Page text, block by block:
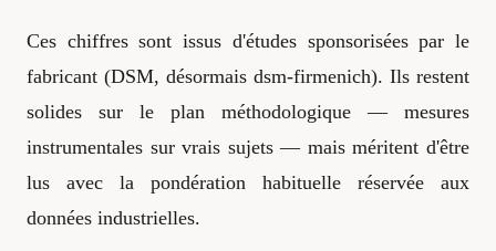
Ces chiffres sont issus d'études sponsorisées par le
fabricant (DSM, désormais dsm-firmenich). Ils restent
solides sur le plan méthodologique — mesures
instrumentales sur vrais sujets — mais méritent d'être
lus avec la pondération habituelle réservée aux
données industrielles.